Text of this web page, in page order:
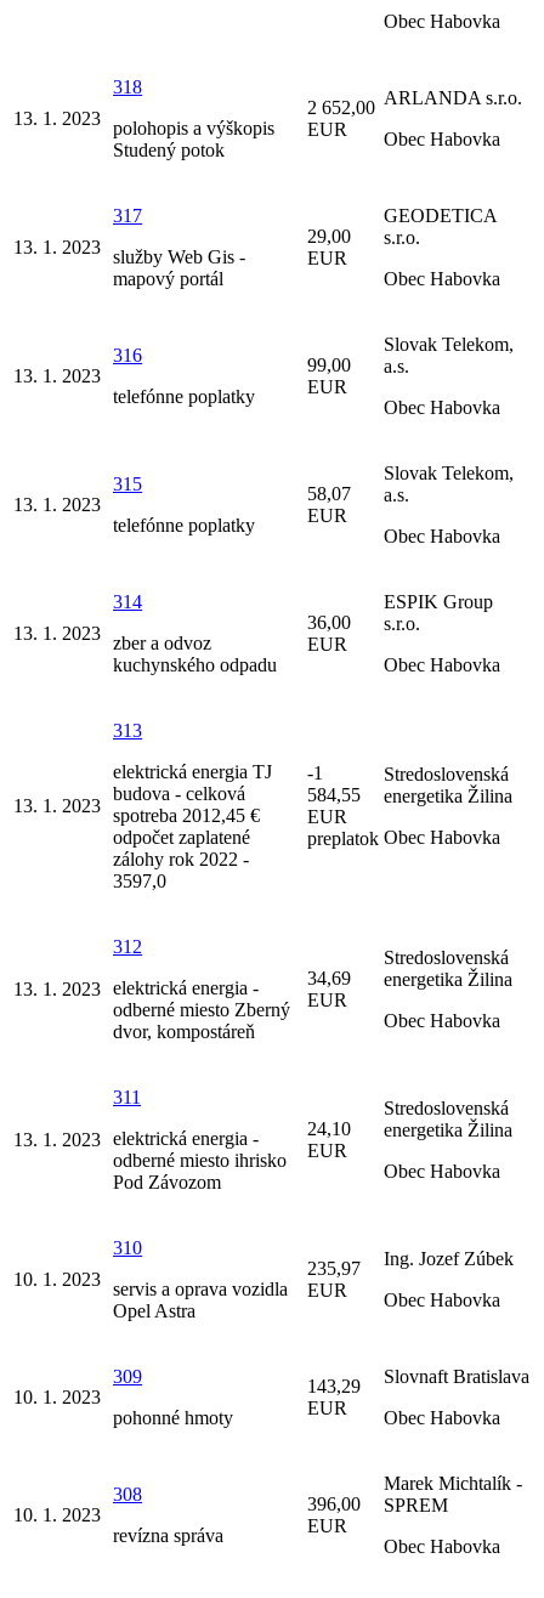
Obec Habovka
13. 1. 2023
318
polohopis a výškopis
Studený potok
2 652,00
EUR
ARLANDA s.r.o.
Obec Habovka
13. 1. 2023
317
služby Web Gis -
mapový portál
29,00
EUR
GEODETICA
s.r.o.
Obec Habovka
13. 1. 2023
316
telefónne poplatky
99,00
EUR
Slovak Telekom,
a.s.
Obec Habovka
13. 1. 2023
315
telefónne poplatky
58,07
EUR
Slovak Telekom,
a.s.
Obec Habovka
13. 1. 2023
314
zber a odvoz
kuchynského odpadu
36,00
EUR
ESPIK Group
s.r.o.
Obec Habovka
13. 1. 2023
313
elektrická energia TJ
budova - celková
spotreba 2012,45 €
odpočet zaplatené
zálohy rok 2022 -
3597,0
-1
584,55
EUR
preplatok
Stredoslovenská
energetika Žilina
Obec Habovka
13. 1. 2023
312
elektrická energia -
odberné miesto Zberný
dvor, kompostáreň
34,69
EUR
Stredoslovenská
energetika Žilina
Obec Habovka
13. 1. 2023
311
elektrická energia -
odberné miesto ihrisko
Pod Závozom
24,10
EUR
Stredoslovenská
energetika Žilina
Obec Habovka
10. 1. 2023
310
servis a oprava vozidla
Opel Astra
235,97
EUR
Ing. Jozef Zúbek
Obec Habovka
10. 1. 2023
309
pohonné hmoty
143,29
EUR
Slovnaft Bratislava
Obec Habovka
10. 1. 2023
308
revízna správa
396,00
EUR
Marek Michtalík -
SPREM
Obec Habovka